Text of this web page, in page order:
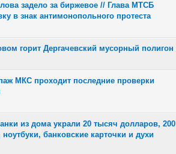
задело за биржевое // Глава МТСБ
в знак антимонопольного протеста
оценка: 1.5 из 5
34 5
горит Дергачевский мусорный полигон
оценка: 2.5 из 5
345
МКС проходит последние проверки
оценка: 1 из 5
из дома украли 20 тысяч долларов, 200
банковские карточки и духи
оценка: 2.67 из 5
345